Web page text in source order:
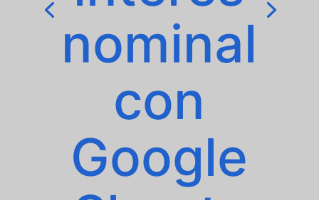
nominal
con
Google